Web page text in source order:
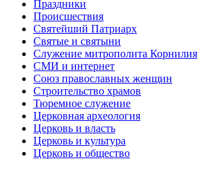
Праздники
Происшествия
Святейший Патриарх
Святые и святыни
Служение митрополита Корнилия
СМИ и интернет
Союз православных женщин
Строительство храмов
Тюремное служение
Церковная археология
Церковь и власть
Церковь и культура
Церковь и общество